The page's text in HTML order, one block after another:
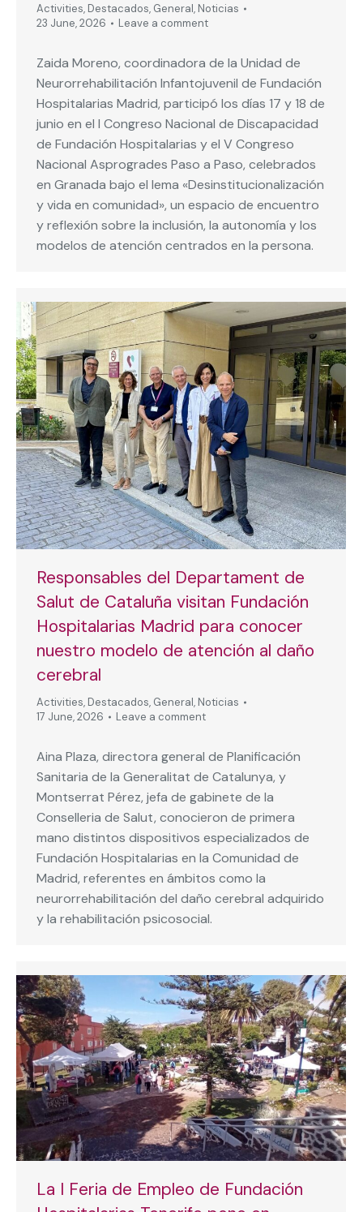
Activities, Destacados, General, Noticias
23 June, 2026
Leave a comment
Zaida Moreno, coordinadora de la Unidad de
Neurorrehabilitación Infantojuvenil de Fundación
Hospitalarias Madrid, participó los días 17 y 18 de
junio en el I Congreso Nacional de Discapacidad
de Fundación Hospitalarias y el V Congreso
Nacional Asprogrades Paso a Paso, celebrados
en Granada bajo el lema «Desinstitucionalización
y vida en comunidad», un espacio de encuentro
y reflexión sobre la inclusión, la autonomía y los
modelos de atención centrados en la persona.
Responsables del Departament de
Salut de Cataluña visitan Fundación
Hospitalarias Madrid para conocer
nuestro modelo de atención al daño
cerebral
Activities, Destacados, General, Noticias
17 June, 2026
Leave a comment
Aina Plaza, directora general de Planificación
Sanitaria de la Generalitat de Catalunya, y
Montserrat Pérez, jefa de gabinete de la
Conselleria de Salut, conocieron de primera
mano distintos dispositivos especializados de
Fundación Hospitalarias en la Comunidad de
Madrid, referentes en ámbitos como la
neurorrehabilitación del daño cerebral adquirido
y la rehabilitación psicosocial.
La I Feria de Empleo de Fundación